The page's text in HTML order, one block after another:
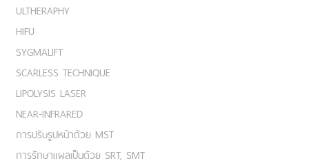
ULTHERAPHY
HIFU
SYGMALIFT
SCARLESS TECHNIQUE
LIPOLYSIS LASER
NEAR-INFRARED
การปรับรูปหน้าด้วย MST
การรักษาแผลเป็นด้วย SRT, SMT